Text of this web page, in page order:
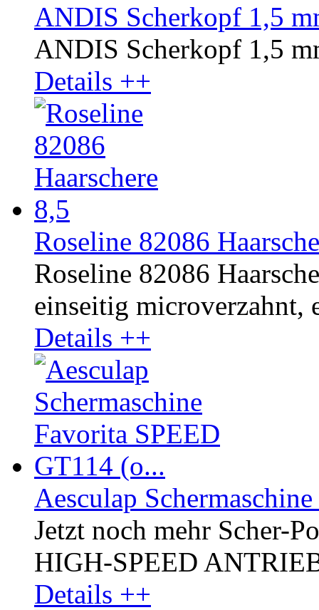
ANDIS Scherkopf 1,5
ANDIS Scherkopf 1,5
Details ++
Roseline 82086
Roseline 82086
einseitig microverzahnt,
Details ++
Aesculap
Jetzt noch mehr Scher-
HIGH-SPEED
Details ++